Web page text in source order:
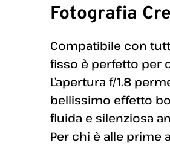
Fotografia
Compatibile con
fisso è perfetto per
L’apertura f/1.8
bellissimo effetto
fluida e silenziosa
Per chi è alle prime